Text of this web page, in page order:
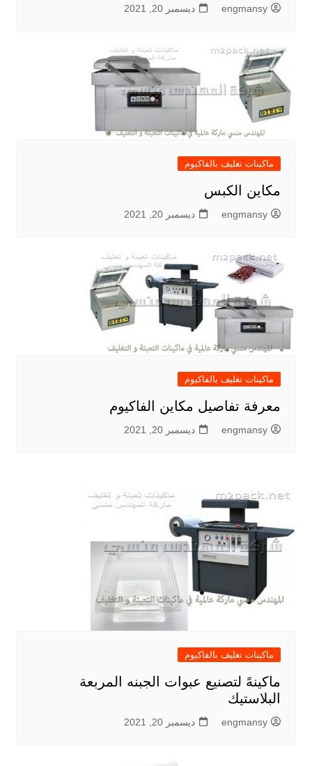
engmansy ديسمبر 20, 2021
ماكينات تغليف بالفاكيوم
مكاين الكبس
engmansy ديسمبر 20, 2021
ماكينات تغليف بالفاكيوم
معرفة تفاصيل مكاين الفاكيوم
engmansy ديسمبر 20, 2021
ماكينات تغليف بالفاكيوم
ماكينهً لتصنيع عبوات الجبنه المربعة
البلاستيك
engmansy ديسمبر 20, 2021